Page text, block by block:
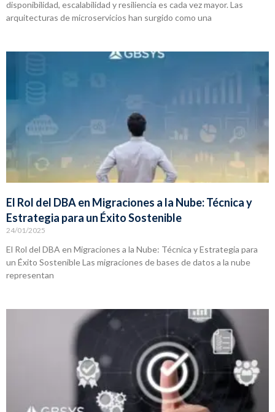
disponibilidad, escalabilidad y resiliencia es cada vez mayor. Las
arquitecturas de microservicios han surgido como una
El Rol del DBA en Migraciones a la Nube: Técnica y
Estrategia para un Éxito Sostenible
24/01/2025
El Rol del DBA en Migraciones a la Nube: Técnica y Estrategia para
un Éxito Sostenible Las migraciones de bases de datos a la nube
representan